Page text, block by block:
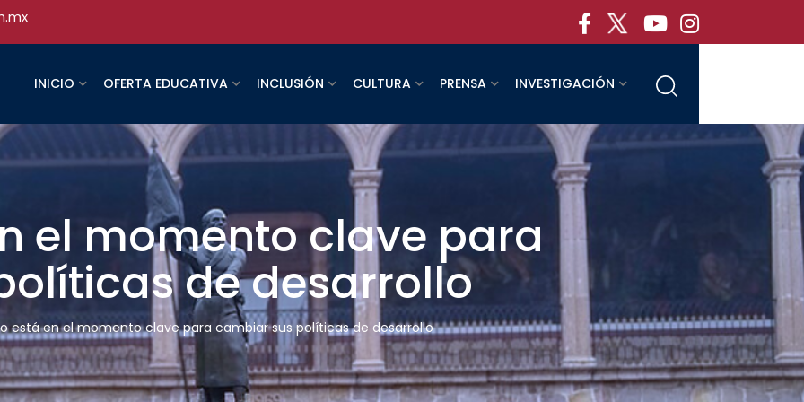
INICIO OFERTA EDUCATIVA INCLUSIÓN CULTURA PRENSA INVESTIGACIÓN
el momento clave para
de desarrollo
está en el momento clave para cambiar sus políticas de desarrollo